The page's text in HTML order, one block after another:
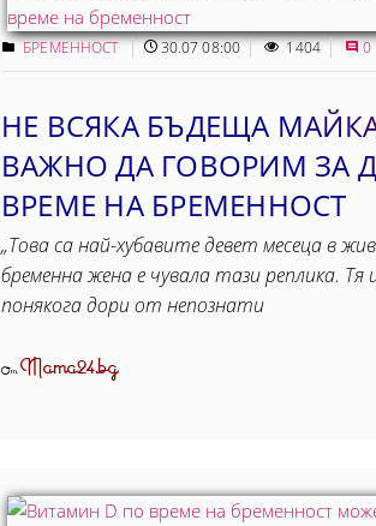
БРЕМЕННОСТ 30.07 08:00 1404 0
НЕ ВСЯКА БЪДЕЩА
ВАЖНО ДА ГОВОРИМ ЗА
ВРЕМЕ НА БРЕМЕННОСТ
„Това са най-хубавите девет месеца в
бременна жена е чувала тази реплика.
понякога дори от непознати
ОтMama24.bg